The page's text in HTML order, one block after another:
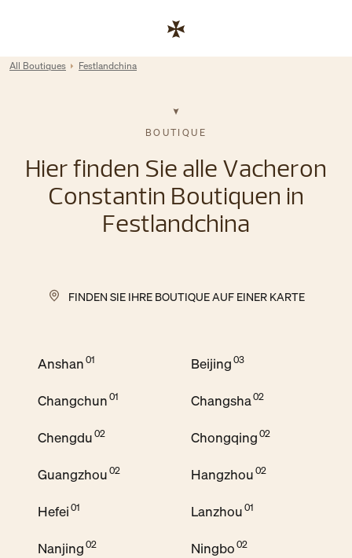
Link zur Unternehmenswebsite
Return to Nav
All Boutiques Festlandchina
BOUTIQUE
Hier finden Sie alle Vacheron
Constantin Boutiquen in
Festlandchina
FINDEN SIE IHRE BOUTIQUE AUF EINER KARTE
Anshan Beijing
Changchun Changsha
Chengdu Chongqing
Guangzhou Hangzhou
Hefei Lanzhou
Nanjing Ningbo